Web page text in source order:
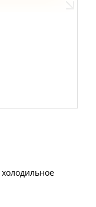
холодильное